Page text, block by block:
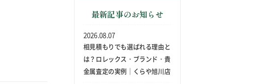
最新記事のお知らせ
相見積もりでも選ばれる理由と
は？ロレックス・ブランド・貴
金属査定の実例｜くらや旭川店
2026.08.07